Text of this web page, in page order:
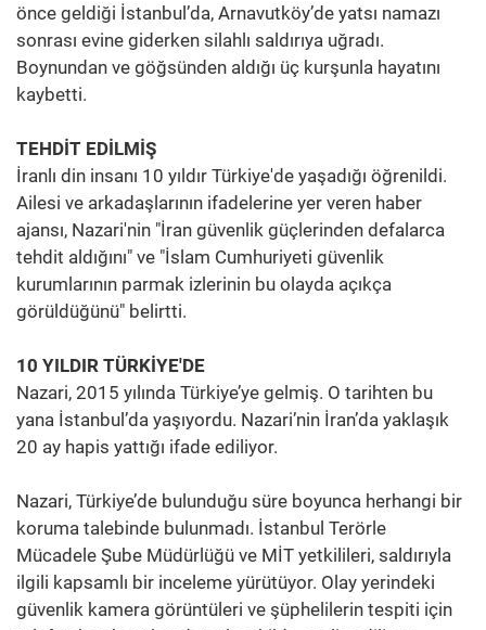
önce geldiği İstanbul’da, Arnavutköy’de yatsı namazı
sonrası evine giderken silahlı saldırıya uğradı.
Boynundan ve göğsünden aldığı üç kurşunla hayatını
kaybetti.
TEHDİT EDİLMİŞ
İranlı din insanı 10 yıldır Türkiye'de yaşadığı öğrenildi.
Ailesi ve arkadaşlarının ifadelerine yer veren haber
ajansı, Nazari'nin "İran güvenlik güçlerinden defalarca
tehdit aldığını" ve "İslam Cumhuriyeti güvenlik
kurumlarının parmak izlerinin bu olayda açıkça
görüldüğünü" belirtti.
10 YILDIR TÜRKİYE'DE
Nazari, 2015 yılında Türkiye’ye gelmiş. O tarihten bu
yana İstanbul’da yaşıyordu. Nazari’nin İran’da yaklaşık
20 ay hapis yattığı ifade ediliyor.
Nazari, Türkiye’de bulunduğu süre boyunca herhangi bir
koruma talebinde bulunmadı. İstanbul Terörle
Mücadele Şube Müdürlüğü ve MİT yetkilileri, saldırıyla
ilgili kapsamlı bir inceleme yürütüyor. Olay yerindeki
güvenlik kamera görüntüleri ve şüphelilerin tespiti için